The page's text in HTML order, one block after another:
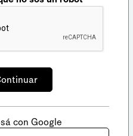
con Google